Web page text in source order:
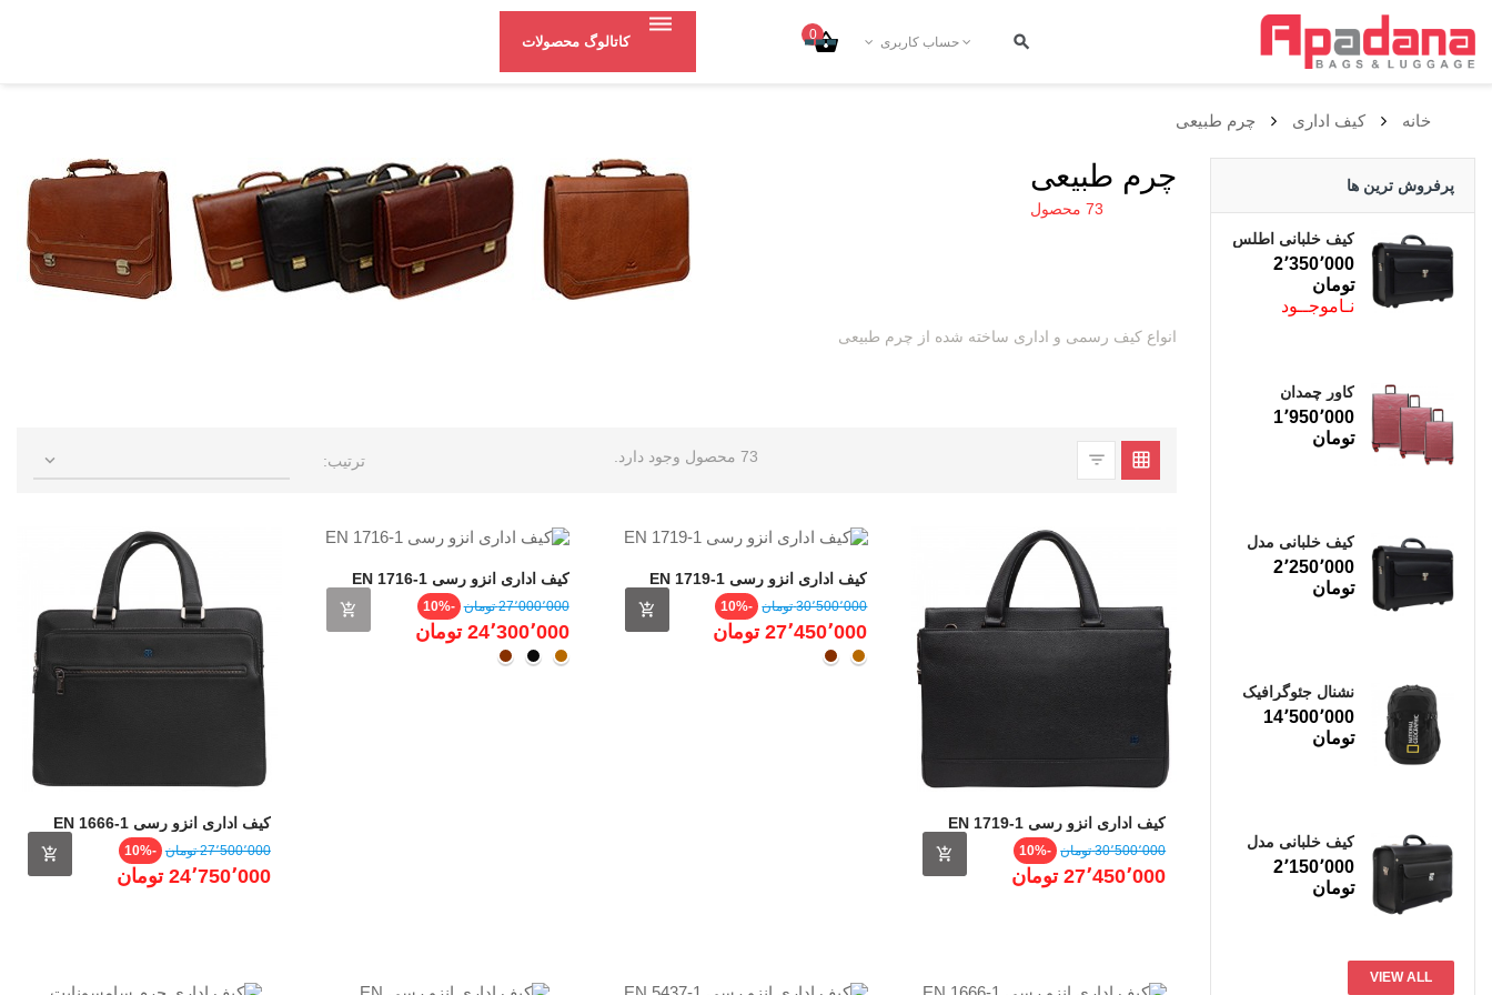
حساب کاربری 0 کاتالوگ محصولات
خانه کيف اداری چرم طبیعی
پرفروش ترین ها
کیف خلبانی اطلس
بزرگ
قیمت
2٬350٬000
نـاموجــود
کاور چمدان
GLASS 2300002
MT
قیمت
1٬950٬000
کیف خلبانی مدل
اطلس متوسط
قیمت
2٬250٬000
نشنال جئوگرافیک
Box Canyon
N21080
قیمت
14٬500٬000
کیف خلبانی مدل
اطلس کوچک
قیمت
2٬150٬000
VIEW ALL
چرم طبیعی
73 محصول
انواع کیف رسمی و اداری ساخته شده از چرم طبیعی
73 محصول وجود دارد. ترتیب: 
کیف اداری انزو رسی EN 1719-1
قیمت
عادی
30٬500٬000 ‎تومان -10%
27٬450٬000 ‎تومان
کیف اداری انزو رسی EN 1719-1
قیمت
عادی
30٬500٬000 ‎تومان -10%
27٬450٬000 ‎تومان
عسلیقهـوه
کیف اداری انزو رسی EN 1716-1
قیمت
عادی
27٬000٬000 ‎تومان -10%
24٬300٬000 ‎تومان
عسلیمشکــی
قهـوه
کیف اداری انزو رسی EN 1666-1
قیمت
عادی
27٬500٬000 ‎تومان -10%
24٬750٬000 ‎تومان